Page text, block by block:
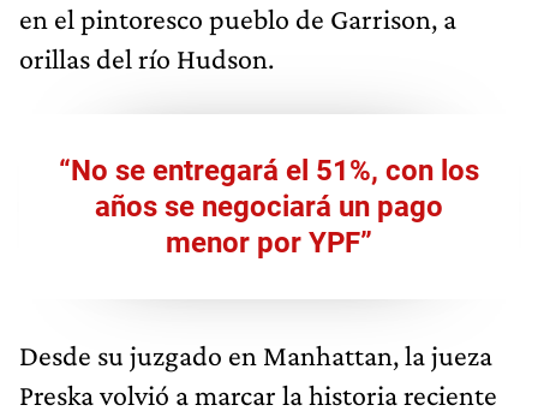
en el pintoresco pueblo de Garrison, a
orillas del río Hudson.
“No se entregará el 51%, con los
años se negociará un pago
menor por YPF”
Desde su juzgado en Manhattan, la jueza
Preska volvió a marcar la historia reciente